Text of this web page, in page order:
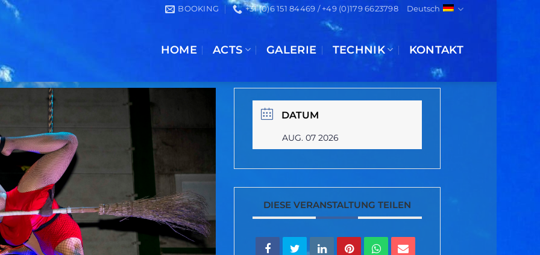
BOOKING +31 (0)6 151 84469 / +49 (0)179 6623798 Deutsch
HOME ACTS GALERIE TECHNIK KONTAKT
DATUM
AUG. 07 2026
DIESE VERANSTALTUNG TEILEN